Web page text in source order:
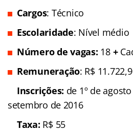
Cargos: Técnico
Escolaridade: Nível médio
Número de vagas: 18+
Remuneração: R$
Inscrições: de 1º de
setembro de 2016
Taxa: R$ 55